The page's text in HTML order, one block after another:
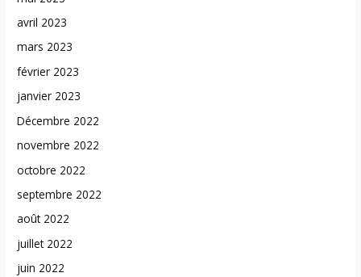
avril 2023
mars 2023
février 2023
janvier 2023
Décembre 2022
novembre 2022
octobre 2022
septembre 2022
août 2022
juillet 2022
juin 2022